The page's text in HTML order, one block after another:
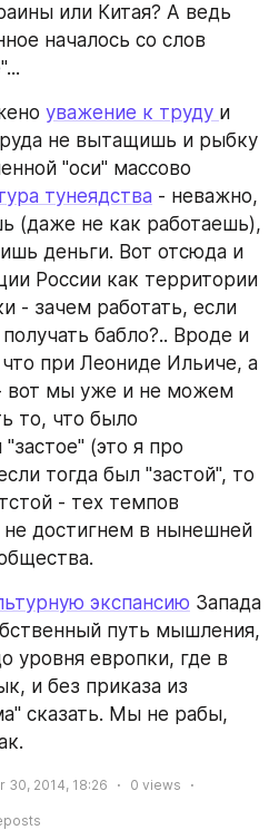
или Китая? А ведь
началось со слов
уважение к труду и
не вытащишь и рыбку
"оси" массово
тунеядства - неважно,
(даже не как работаешь),
деньги. Вот отсюда и
России как территории
- зачем работать, если
бабло?.. Вроде и
при Леониде Ильиче, а
вот мы уже и не можем
то, что было
тогда был "застой", то
- тех темпов
не достигнем в нынешней
экспансию Запада
путь мышления,
уровня европки, где в
и без приказа из
сказать. Мы не рабы,
30, 2014, 18:26 0 views